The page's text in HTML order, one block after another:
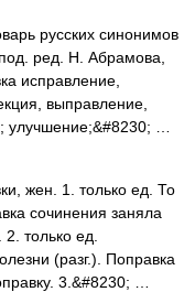
русских синонимов
ред. Н. Абрамова,
исправление,
выправление,
улучшение;&#8230; …
жен. 1. только ед. То
сочинения заняла
только ед.
(разг.). Поправка
3.&#8230; …